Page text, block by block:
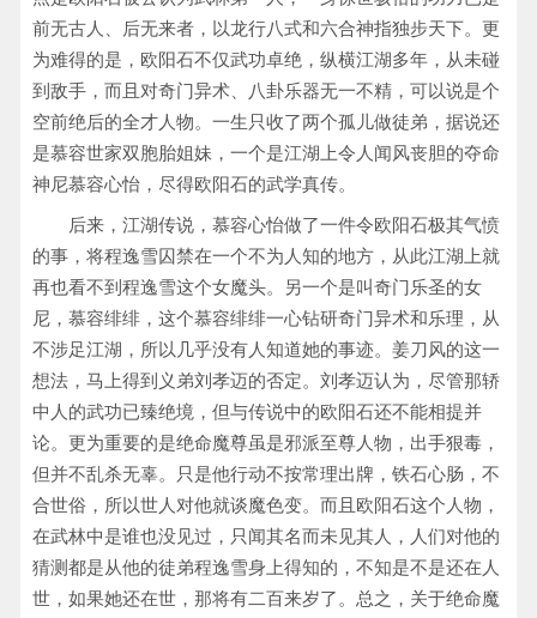
前无古人、后无来者，以龙行八式和六合神指独步天下。更
为难得的是，欧阳石不仅武功卓绝，纵横江湖多年，从未碰
到敌手，而且对奇门异术、八卦乐器无一不精，可以说是个
空前绝后的全才人物。一生只收了两个孤儿做徒弟，据说还
是慕容世家双胞胎姐妹，一个是江湖上令人闻风丧胆的夺命
神尼慕容心怡，尽得欧阳石的武学真传。
后来，江湖传说，慕容心怡做了一件令欧阳石极其气愤
的事，将程逸雪囚禁在一个不为人知的地方，从此江湖上就
再也看不到程逸雪这个女魔头。另一个是叫奇门乐圣的女
尼，慕容绯绯，这个慕容绯绯一心钻研奇门异术和乐理，从
不涉足江湖，所以几乎没有人知道她的事迹。姜刀风的这一
想法，马上得到义弟刘孝迈的否定。刘孝迈认为，尽管那轿
中人的武功已臻绝境，但与传说中的欧阳石还不能相提并
论。更为重要的是绝命魔尊虽是邪派至尊人物，出手狠毒，
但并不乱杀无辜。只是他行动不按常理出牌，铁石心肠，不
合世俗，所以世人对他就谈魔色变。而且欧阳石这个人物，
在武林中是谁也没见过，只闻其名而未见其人，人们对他的
猜测都是从他的徒弟程逸雪身上得知的，不知是不是还在人
世，如果她还在世，那将有二百来岁了。总之，关于绝命魔